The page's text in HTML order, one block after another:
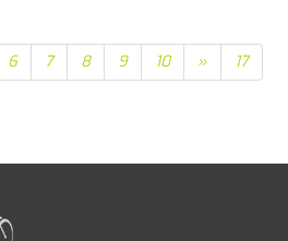
6 7 8 9 10 » 17